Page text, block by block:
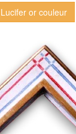
Lucifer or couleur